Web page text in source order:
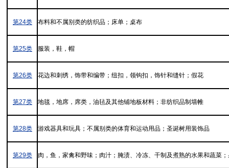
第24类 布料和不属别类的纺织品；床单；桌布
第25类 服装，鞋，帽
第26类 花边和刺绣，饰带和编带；纽扣，领钩扣，饰针和缝针；假花
第27类 地毯，地席，席类，油毡及其他铺地板材料；非纺织品制墙帷
第28类 游戏器具和玩具；不属别类的体育和运动用品；圣诞树用装饰品
第29类 肉，鱼，家禽和野味；肉汁；腌渍、冷冻、干制及煮熟的水果和蔬菜